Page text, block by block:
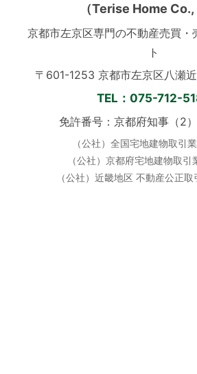
（Terise Home Co.,
京都市左京区専門の不動産売買・
ト
〒601-1253 京都市左京区八瀬
TEL：075-712-
免許番号：京都府知事（2
（公社）全国宅地建物取引
（公社）京都府宅地建物取引
（公社）近畿地区 不動産公正